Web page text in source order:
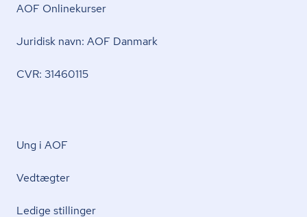
AOF Onlinekurser
Juridisk navn: AOF Danmark
CVR: 31460115
Ung i AOF
Vedtægter
Ledige stillinger